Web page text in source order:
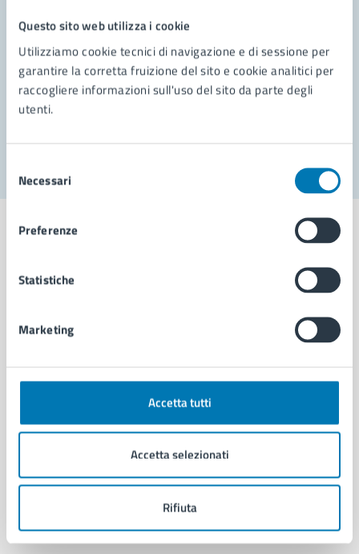
Questo sito web utilizza i cookie
Utilizziamo cookie tecnici di navigazione e di sessione per
garantire la corretta fruizione del sito e cookie analitici per
raccogliere informazioni sull'uso del sito da parte degli
utenti.
delNecessari
Preferenze
Statistiche
Marketing
Accetta tutti
Accetta selezionati
Rifiuta
Richiedi assistenza
Prenota appuntamento
Problemi in città
Comune di Napoli
AMMINISTRAZIONE
Organi di governo
Enti e fondazioni
Personale amministrativo
Intranet, posta aziendale e protocollo